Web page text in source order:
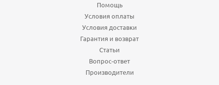
Помощь
Условия оплаты
Условия доставки
Гарантия и возврат
Статьи
Вопрос-ответ
Производители